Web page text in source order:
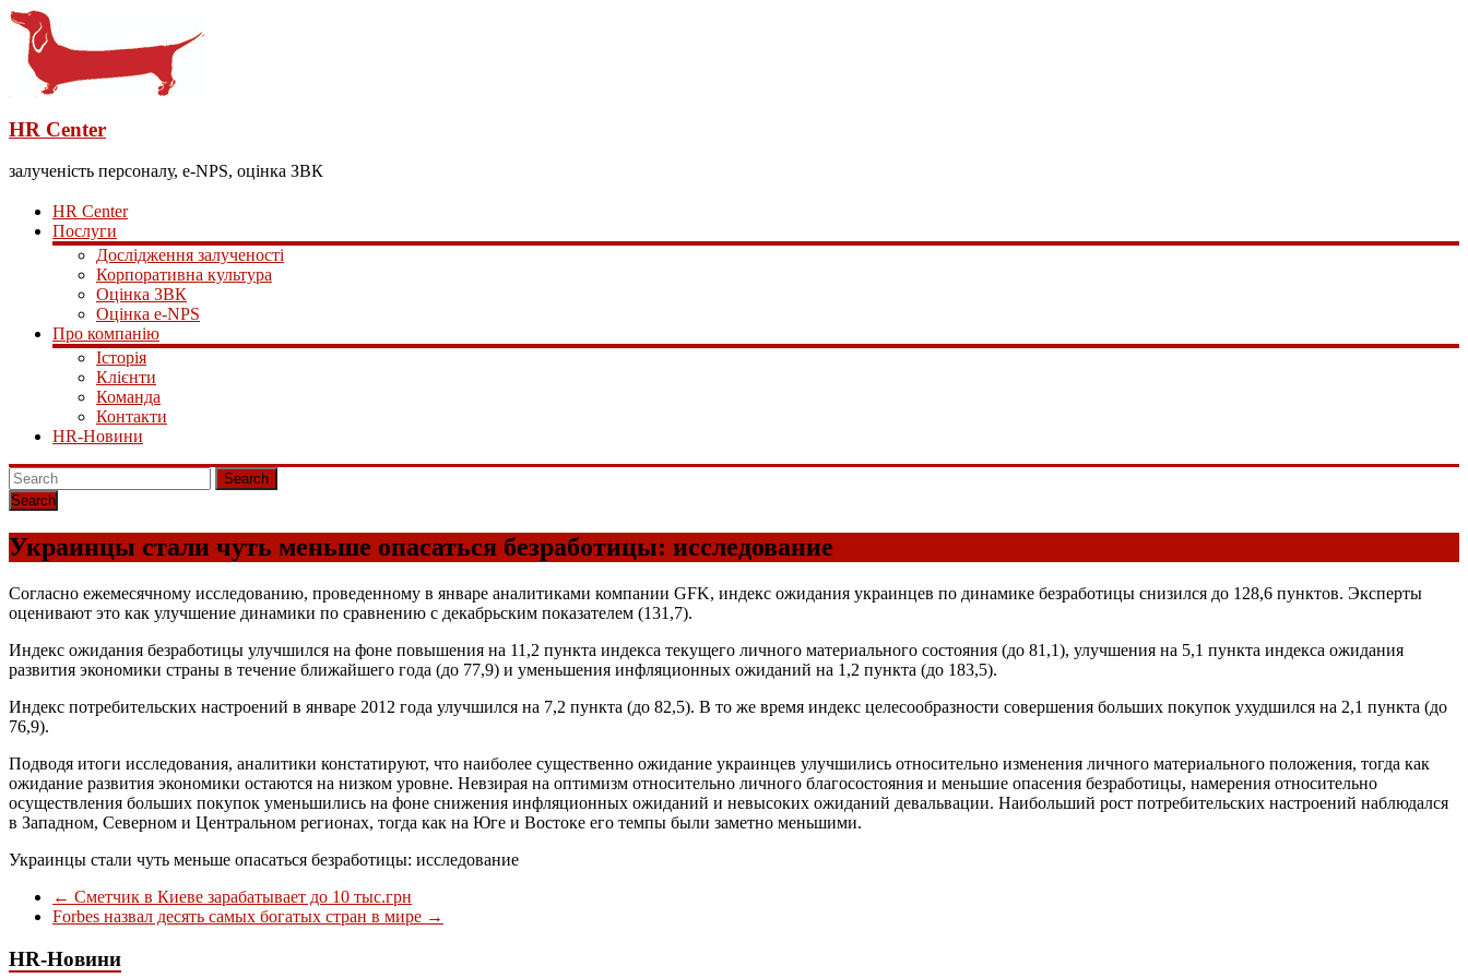
HR Center
залученість персоналу, e-NPS, оцінка ЗВК
HR Center
Послуги
Дослідження залученості
Корпоративна культура
Оцінка ЗВК
Оцінка e-NPS
Про компанію
Історія
Клієнти
Команда
Контакти
HR-Новини
Search
Украинцы стали чуть меньше опасаться безработицы: исследование
Согласно ежемесячному исследованию, проведенному в январе аналитиками компании GFK, индекс ожидания украинцев по динамике безработицы снизился до 128,6 пунктов. Эксперты
оценивают это как улучшение динамики по сравнению с декабрьским показателем (131,7).
Индекс ожидания безработицы улучшился на фоне повышения на 11,2 пункта индекса текущего личного материального состояния (до 81,1), улучшения на 5,1 пункта индекса ожидания
развития экономики страны в течение ближайшего года (до 77,9) и уменьшения инфляционных ожиданий на 1,2 пункта (до 183,5).
Индекс потребительских настроений в январе 2012 года улучшился на 7,2 пункта (до 82,5). В то же время индекс целесообразности совершения больших покупок ухудшился на 2,1 пункта (до
76,9).
Подводя итоги исследования, аналитики констатируют, что наиболее существенно ожидание украинцев улучшились относительно изменения личного материального положения, тогда как
ожидание развития экономики остаются на низком уровне. Невзирая на оптимизм относительно личного благосостояния и меньшие опасения безработицы, намерения относительно
осуществления больших покупок уменьшились на фоне снижения инфляционных ожиданий и невысоких ожиданий девальвации. Наибольший рост потребительских настроений наблюдался
в Западном, Северном и Центральном регионах, тогда как на Юге и Востоке его темпы были заметно меньшими.
Украинцы стали чуть меньше опасаться безработицы: исследование
← Сметчик в Киеве зарабатывает до 10 тыс.грн
Forbes назвал десять самых богатых стран в мире →
HR-Новини